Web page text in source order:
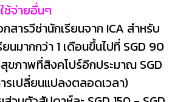
ช้จ่ายอื่นๆ
ารวีซ่านักเรียนจาก ICA สำหรับ
นมากกว่า 1 เดือนขึ้นไปที่ SGD 90
ขภาพที่สิงคโปร์อีกประมาณ SGD
รเปลี่ยนแปลงตลอดเวลา)